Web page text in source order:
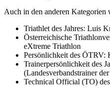
Auch in den anderen Kategorien
Triathlet des Jahres: Luis
Österreichische
eXtreme Triathlon
Persönlichkeit des ÖTRV:
Trainerpersönlichkeit des
(Landesverbandstrainer
Technical Official (TO)